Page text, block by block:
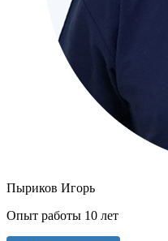
Пыриков Игорь
Опыт работы 10 лет